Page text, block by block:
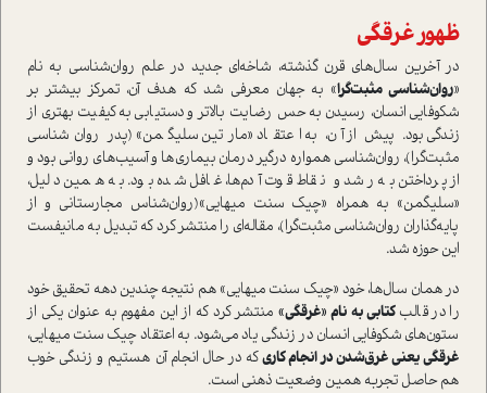
ظهور غرقگی
در آخرین سال‌های قرن گذشته، شاخه‌ای جدید در علم روان‌شناسی به نام
«روان‌شناسی مثبت‌گرا» به جهان معرفی شد که هدف آن، تمرکز بیشتر بر
شکوفایی انسان، رسیدن به حس رضایت بالاتر و دستیابی به کیفیت بهتری از
زندگی بود. پیش از آن، به اعتقاد «مارتین سلیگمن» (پدر روان‌شناسی
مثبت‌گرا)، روان‌شناسی همواره درگیر درمان بیماری‌ها و آسیب‌های روانی بود و
از پرداختن به رشد و نقاط قوت آدم‌ها، غافل شده بود. به همین دلیل،
«سلیگمن» به همراه «چیک سنت میهایی»(روان‌شناس مجارستانی و از
پایه‌گذاران روان‌شناسی مثبت‌گرا)، مقاله‌ای را منتشر کرد که تبدیل به مانیفست
این حوزه شد.
در همان سال‌ها، خود «چیک سنت میهایی» هم نتیجه چندین دهه تحقیق خود
را در قالب کتابی به نام «غرقگی» منتشر کرد که از این مفهوم به عنوان یکی از
ستون‌های شکوفایی انسان در زندگی یاد می‌شود. به اعتقاد چیک سنت میهایی،
غرقگی یعنی غرق‌شدن در انجام کاریکه در حال انجام آن هستیم و زندگی خوب
هم حاصل تجربه همین وضعیت ذهنی است.